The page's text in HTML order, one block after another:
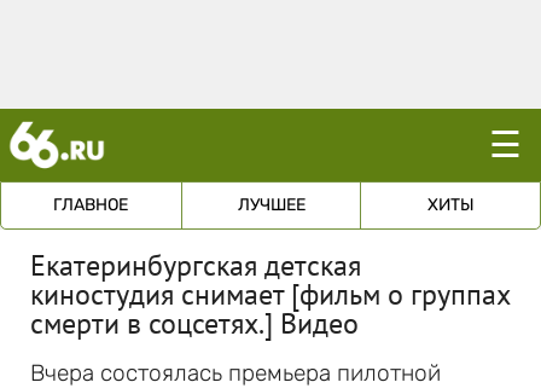
☰
ГЛАВНОЕ ЛУЧШЕЕ ХИТЫ
Екатеринбургская детская
киностудия снимает [фильм о группах
смерти в соцсетях.] Видео
Вчера состоялась премьера пилотной